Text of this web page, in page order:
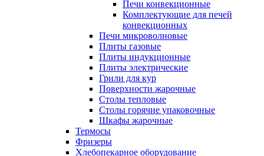
Печи конвекционные
Комплектующие для печей
конвекционных
Печи микроволновые
Плиты газовые
Плиты индукционные
Плиты электрические
Грили для кур
Поверхности жарочные
Столы тепловые
Столы горячие упаковочные
Шкафы жарочные
Термосы
Фризеры
Хлебопекарное оборудование